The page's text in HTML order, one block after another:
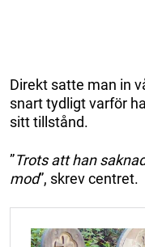
Direkt satte man in
snart tydligt varför
sitt tillstånd.
”Trots att han
mod”, skrev centret.